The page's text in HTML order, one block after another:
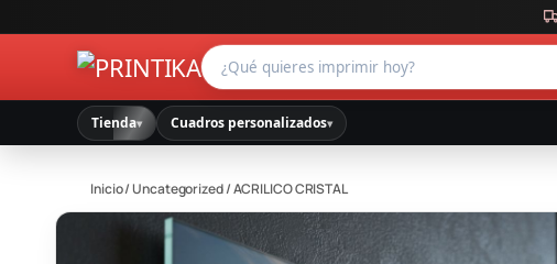
Tienda▾ Cuadros personalizados▾
Inicio/Uncategorized/ ACRILICO CRISTAL